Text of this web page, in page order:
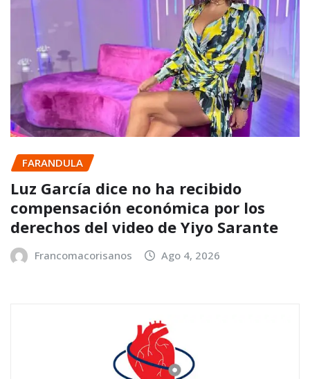
FARANDULA
Luz García dice no ha recibido
compensación económica por los
derechos del video de Yiyo Sarante
Francomacorisanos Ago 4, 2026